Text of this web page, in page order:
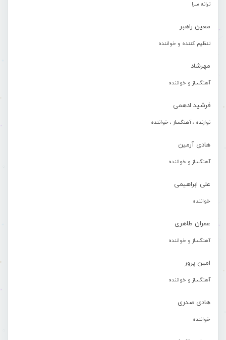
ترانه سرا
معین راهبر
تنظیم کننده و خواننده
مهرشاد
آهنگساز و خواننده
فرشید ادهمی
نوازنده ، آهنگساز ، خواننده
هادی آرمین
آهنگساز و خواننده
علی ابراهیمی
خواننده
عمران طاهری
آهنگساز و خواننده
امین پرور
آهنگساز و خواننده
هادی صدری
خواننده